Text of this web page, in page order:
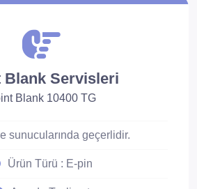
Blank Servisleri
Blank 10400 TG
sunucularında geçerlidir.
Ürün Türü : E-pin